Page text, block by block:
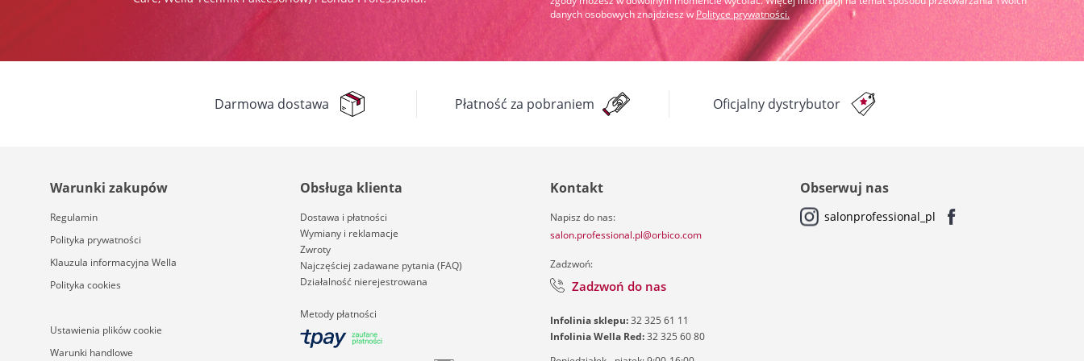
danych osobowych znajdziesz w Polityce prywatności.
Darmowa dostawa Płatność za pobraniem Oficjalny dystrybutor
Warunki zakupów
Regulamin
Polityka prywatności
Klauzula informacyjna Wella
Polityka cookies
Ustawienia plików cookie
Warunki handlowe
Obsługa klienta
Dostawa i płatności
Wymiany i reklamacje
Zwroty
Najczęściej zadawane pytania (FAQ)
Działalność nierejestrowana
Metody płatności
Kontakt
Napisz do nas:
salon.professional.pl@orbico.com
Zadzwoń:
Zadzwoń do nas
Infolinia sklepu:32 325 61 11
Infolinia Wella Red:32 325 60 80
Obserwuj nas
salonprofessional_pl